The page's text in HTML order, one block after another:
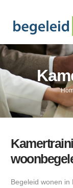
Begeleid wonen in